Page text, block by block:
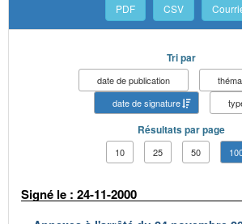
PDF CSV
Tri par
date de publication
date de signature
Résultats par page
10 25 50
Signé le : 24-11-2000